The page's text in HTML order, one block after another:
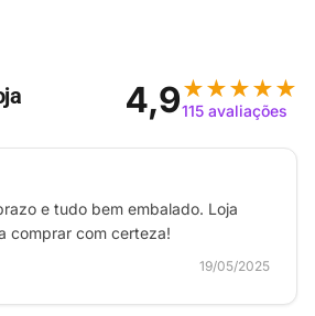
sem adicionar muito volume
enquanto o formato flexível
o console rapidamente
ideal
para Nintendo Switch 2, a case
e compatibilidade com as
4,9★★★★★
115 avaliações
e tudo bem embalado. Loja
comprar com certeza!
19/05/2025